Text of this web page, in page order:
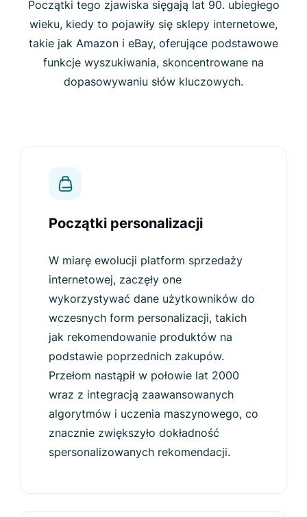
Początki tego zjawiska sięgają lat 90. ubiegłego
wieku, kiedy to pojawiły się sklepy internetowe,
takie jak Amazon i eBay, oferujące podstawowe
funkcje wyszukiwania, skoncentrowane na
dopasowywaniu słów kluczowych.
Początki personalizacji
W miarę ewolucji platform sprzedaży
internetowej, zaczęły one
wykorzystywać dane użytkowników do
wczesnych form personalizacji, takich
jak rekomendowanie produktów na
podstawie poprzednich zakupów.
Przełom nastąpił w połowie lat 2000
wraz z integracją zaawansowanych
algorytmów i uczenia maszynowego, co
znacznie zwiększyło dokładność
spersonalizowanych rekomendacji.